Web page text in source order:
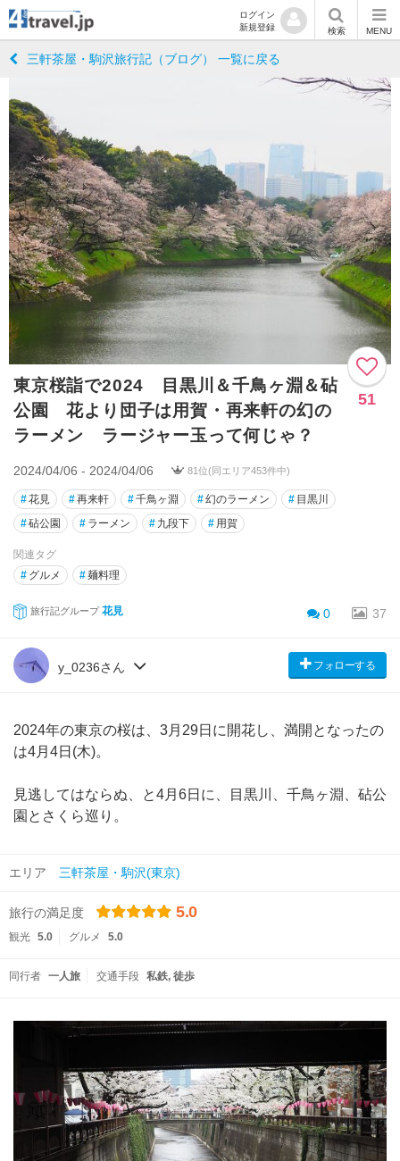
ログイン
新規登録
検索 MENU
三軒茶屋・駒沢旅行記（ブログ） 一覧に戻る
東京桜詣で2024 目黒川＆千鳥ヶ淵＆砧
公園 花より団子は用賀・再来軒の幻の
ラーメン ラージャー玉って何じゃ？
51
2024/04/06 - 2024/04/06 81位(同エリア453件中)
#花見 #再来軒 #千鳥ヶ淵 #幻のラーメン # 目黒川
#砧公園 # ラーメン # 九段下 # 用賀
関連タグ
# グルメ #麺料理
旅行記グループ 花見 0 37
y_0236さん フォローする
2024年の東京の桜は、3月29日に開花し、満開となったの
は4月4日(木)。
見逃してはならぬ、と4月6日に、目黒川、千鳥ヶ淵、砧公
園とさくら巡り。
エリア 三軒茶屋・駒沢(東京)
旅行の満足度 5.0
観光 5.0 グルメ 5.0
同行者 一人旅 交通手段 私鉄 徒歩